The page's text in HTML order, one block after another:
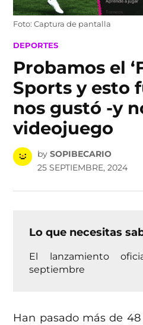
Foto: Captura de pantalla
POSTED
DEPORTES
Probamos el
Sports y esto
nos gustó -y
videojuego
by SOPIBECARIO
25 SEPTIEMBRE, 2024
Lo que necesitas
El lanzamiento
septiembre
Han pasado más de